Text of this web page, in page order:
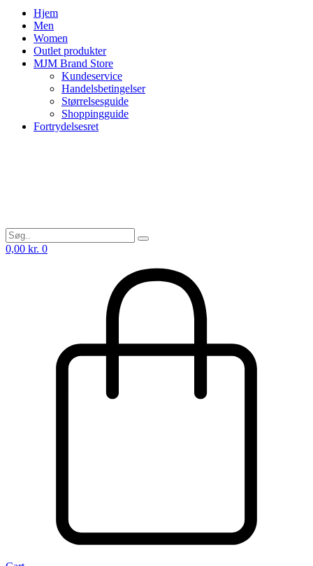
Hjem
Men
Women
Outlet produkter
MJM Brand Store
Kundeservice
Handelsbetingelser
Størrelsesguide
Shoppingguide
Fortrydelsesret
0,00 kr. 0